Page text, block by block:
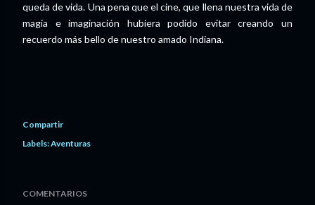
queda de vida. Una pena que el cine, que llena nuestra vida de
magia e imaginación hubiera podido evitar creando un
recuerdo más bello de nuestro amado Indiana.
Compartir
Labels:Aventuras
COMENTARIOS